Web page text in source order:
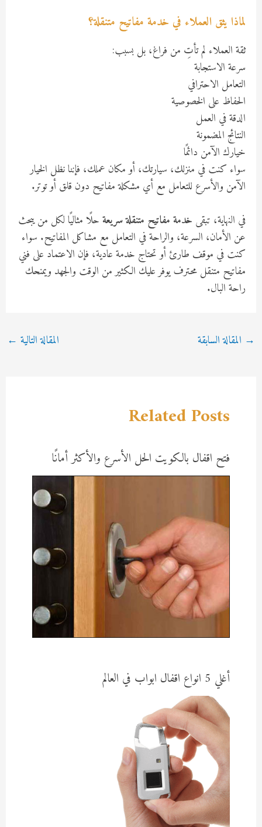
لماذا يثق العملاء في خدمة مفاتيح متنقلة؟
ثقة العملاء لم تأتِ من فراغ، بل بسبب:
سرعة الاستجابة
التعامل الاحترافي
الحفاظ على الخصوصية
الدقة في العمل
النتائج المضمونة
خيارك الآمن دائمًا
سواء كنت في منزلك، سيارتك، أو مكان عملك، فإننا نظل الخيار
الآمن والأسرع للتعامل مع أي مشكلة مفاتيح دون قلق أو توتر.
في النهاية، تبقى خدمة مفاتيح متنقلة سريعةحلًا مثاليًا لكل من يبحث
عن الأمان، السرعة، والراحة في التعامل مع مشاكل المفاتيح. سواء
كنت في موقف طارئ أو تحتاج خدمة عادية، فإن الاعتماد على فني
مفاتيح متنقل محترف يوفر عليك الكثير من الوقت والجهد ويمنحك
راحة البال.
Post
→ المقالة السابقة المقالة التالية ←
Related Posts
فتح اقفال بالكويت الحل الأسرع والأكثر أمانًا
أغلي 5 انواع اقفال ابواب في العالم